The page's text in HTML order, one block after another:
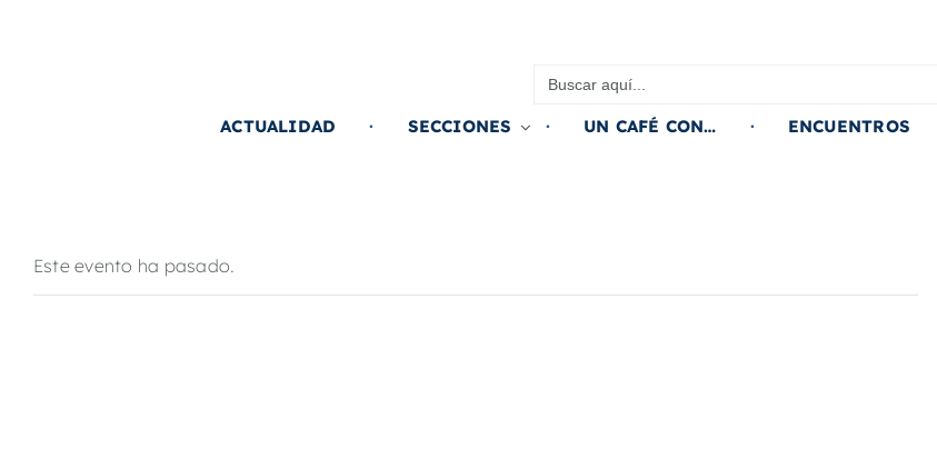
ACTUALIDAD
SECCIONES UN CAFÉ CON… ENCUENTROS
Este evento ha pasado.